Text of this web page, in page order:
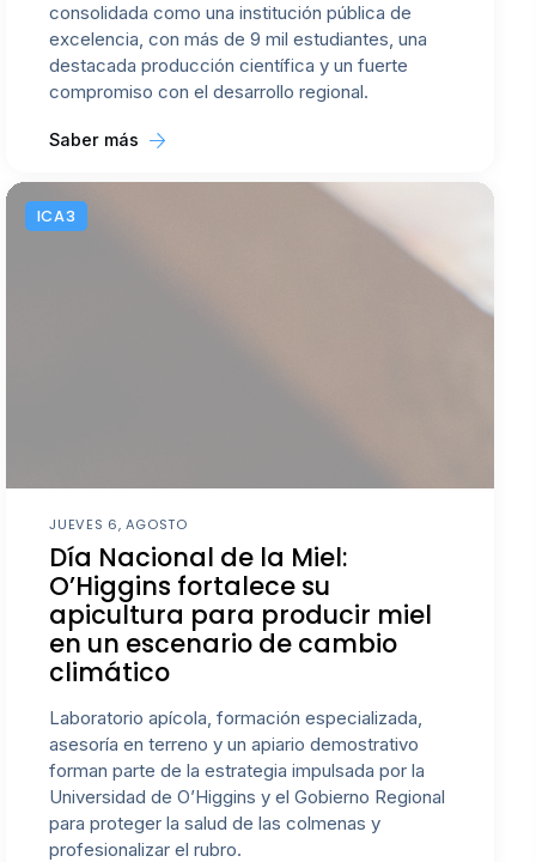
consolidada como una institución pública de
excelencia, con más de 9 mil estudiantes, una
destacada producción científica y un fuerte
compromiso con el desarrollo regional.
Saber más
ICA3
JUEVES 6, AGOSTO
Día Nacional de la Miel:
O’Higgins fortalece su
apicultura para producir miel
en un escenario de cambio
climático
Laboratorio apícola, formación especializada,
asesoría en terreno y un apiario demostrativo
forman parte de la estrategia impulsada por la
Universidad de O’Higgins y el Gobierno Regional
para proteger la salud de las colmenas y
profesionalizar el rubro.